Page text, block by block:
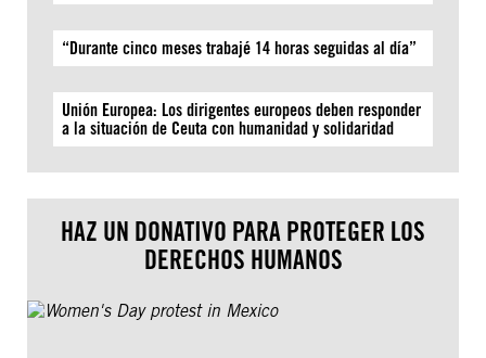
“Durante cinco meses trabajé 14 horas seguidas al día”
Unión Europea: Los dirigentes europeos deben responder
a la situación de Ceuta con humanidad y solidaridad
HAZ UN DONATIVO PARA PROTEGER LOS
DERECHOS HUMANOS